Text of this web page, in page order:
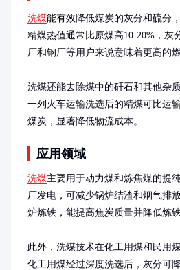
洗煤能有效降低煤炭的灰分和硫分
精煤热值通常比原煤高10-20%，灰
厂和钢厂等用户来说意味着更高的
洗煤还能去除煤中的矸石和其他杂
一列火车运输洗选后的精煤可比运
煤炭，显著降低物流成本。
应用领域
洗煤主要用于动力煤和炼焦煤的提
厂发电，可减少锅炉结渣和烟气排
炉炼铁，能提高焦炭质量并降低炼铁
此外，洗煤技术在化工用煤和民用
化工用煤经过深度洗选后，灰分可